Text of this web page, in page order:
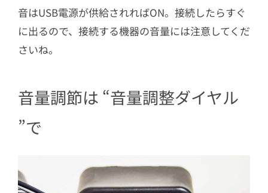
音はUSB電源が供給されればON。接続したらすぐ
に出るので、接続する機器の音量には注意してくだ
さいね。
音量調節は “音量調整ダイヤル
”で